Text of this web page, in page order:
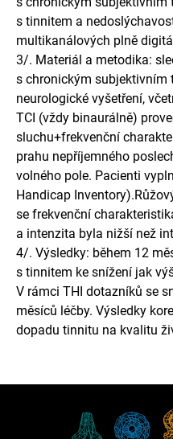
s tinnitem a
multikanálových plně
3/. Materiál a metodika:
s chronickým subjektivním
neurologické vyšetření,
TCI (vždy binaurálně)
sluchu+frekvenční
prahu nepříjemného
volného pole. Pacienti
Handicap
se frekvenční
a intenzita byla nižší než
4/. Výsledky: během 12
s tinnitem ke snížení jak
V rámci THI dotazníků se
měsíců léčby. Výsledky
dopadu tinnitu na kvalitu